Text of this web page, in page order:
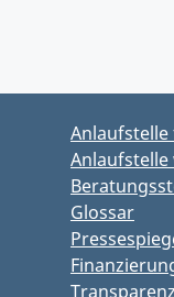
Anlaufstelle
Anlaufstelle
Glossar
Transparenz